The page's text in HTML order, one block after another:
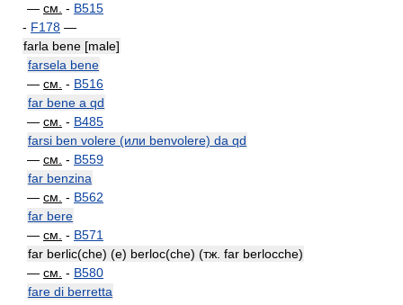
— см. - B515
- F178 —
farla bene [male]
farsela bene
— см. - B516
far bene a qd
— см. - B485
farsi ben volere (или benvolere) da qd
— см. - B559
far benzina
— см. - B562
far bere
— см. - B571
far berlic(che) (e) berloc(che) (тж. far berlocche)
— см. - B580
fare di berretta